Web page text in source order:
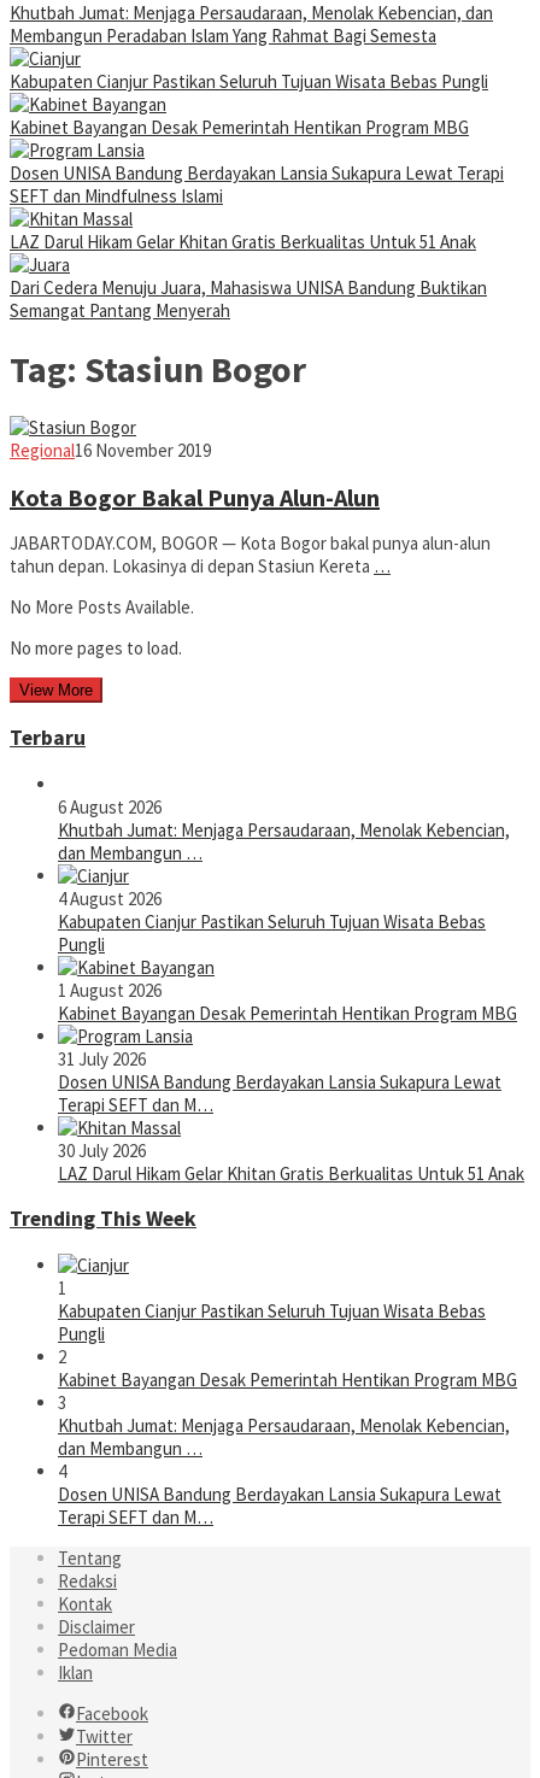
Khutbah Jumat: Menjaga Persaudaraan, Menolak Kebencian, dan
Membangun Peradaban Islam Yang Rahmat Bagi Semesta
Kabupaten Cianjur Pastikan Seluruh Tujuan Wisata Bebas Pungli
Kabinet Bayangan Desak Pemerintah Hentikan Program MBG
Dosen UNISA Bandung Berdayakan Lansia Sukapura Lewat Terapi
SEFT dan Mindfulness Islami
LAZ Darul Hikam Gelar Khitan Gratis Berkualitas Untuk 51 Anak
Dari Cedera Menuju Juara, Mahasiswa UNISA Bandung Buktikan
Semangat Pantang Menyerah
Tag: Stasiun Bogor
RegionalJabar
16 November 2019
Kota Bogor Bakal Punya Alun-Alun
JABARTODAY.COM, BOGOR — Kota Bogor bakal punya alun-alun
tahun depan. Lokasinya di depan Stasiun Kereta …
No More Posts Available.
No more pages to load.
View More
Terbaru
6 August 2026
Khutbah Jumat: Menjaga Persaudaraan, Menolak Kebencian,
dan Membangun …
4 August 2026
Kabupaten Cianjur Pastikan Seluruh Tujuan Wisata Bebas
Pungli
1 August 2026
Kabinet Bayangan Desak Pemerintah Hentikan Program MBG
31 July 2026
Dosen UNISA Bandung Berdayakan Lansia Sukapura Lewat
Terapi SEFT dan M…
30 July 2026
LAZ Darul Hikam Gelar Khitan Gratis Berkualitas Untuk 51 Anak
Trending This Week
1
Kabupaten Cianjur Pastikan Seluruh Tujuan Wisata Bebas
Pungli
2
Kabinet Bayangan Desak Pemerintah Hentikan Program MBG
3
Khutbah Jumat: Menjaga Persaudaraan, Menolak Kebencian,
dan Membangun …
4
Dosen UNISA Bandung Berdayakan Lansia Sukapura Lewat
Terapi SEFT dan M…
Tentang
Redaksi
Kontak
Disclaimer
Pedoman Media
Iklan
Facebook
Twitter
Pinterest